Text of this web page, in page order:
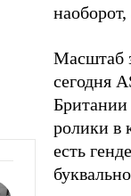
Масштаб
сегодня
Британии
ролики в
есть